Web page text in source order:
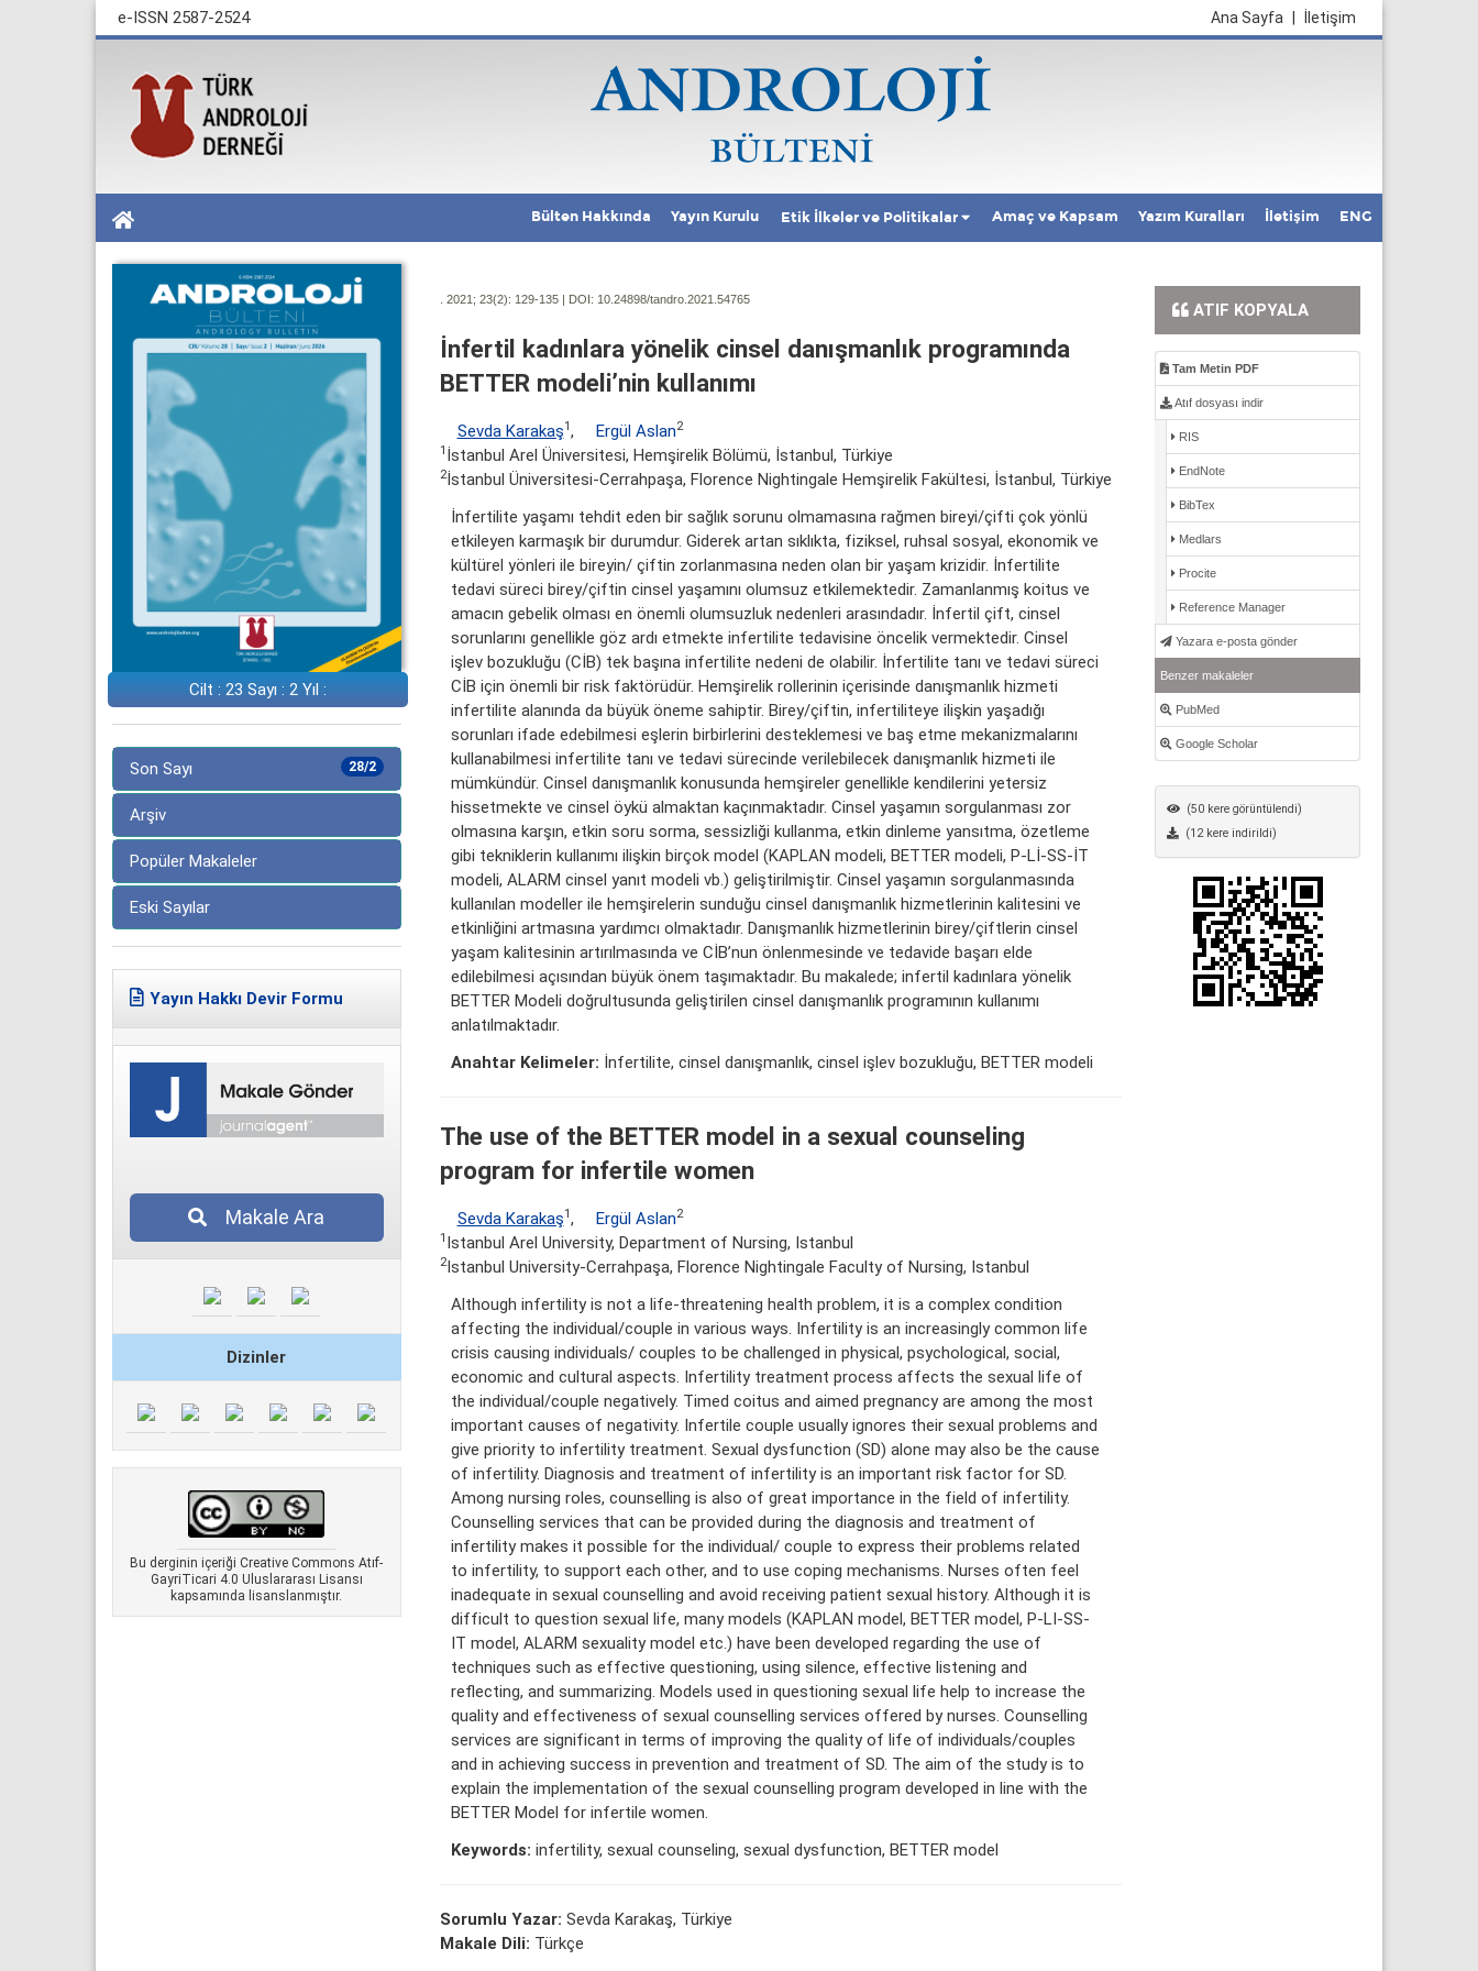
e-ISSN 2587-2524 İletişim
Ana Sayfa
Bülten Hakkında Yayın Kurulu Etik İlkeler ve Politikalar Amaç ve Kapsam Yazım Kuralları İletişim ENG
Cilt : 23 Sayı : 2 Yıl :
28/2
Son Sayı
Arşiv
Popüler Makaleler
Eski Sayılar
Yayın Hakkı Devir Formu
Makale Ara
Dizinler
Bu derginin içeriği Creative Commons Atıf-
GayriTicari 4.0 Uluslararası Lisansı
kapsamında lisanslanmıştır.
. 2021; 23(2): 129-135 | DOI: 10.24898/tandro.2021.54765
İnfertil kadınlara yönelik cinsel danışmanlık programında
BETTER modeli’nin kullanımı
Sevda Karakaş1 , Ergül Aslan2
1 İstanbul Arel Üniversitesi, Hemşirelik Bölümü, İstanbul, Türkiye
2İstanbul Üniversitesi-Cerrahpaşa, Florence Nightingale Hemşirelik Fakültesi, İstanbul, Türkiye
İnfertilite yaşamı tehdit eden bir sağlık sorunu olmamasına rağmen bireyi/çifti çok yönlü
etkileyen karmaşık bir durumdur. Giderek artan sıklıkta, fiziksel, ruhsal sosyal, ekonomik ve
kültürel yönleri ile bireyin/ çiftin zorlanmasına neden olan bir yaşam krizidir. İnfertilite
tedavi süreci birey/çiftin cinsel yaşamını olumsuz etkilemektedir. Zamanlanmış koitus ve
amacın gebelik olması en önemli olumsuzluk nedenleri arasındadır. İnfertil çift, cinsel
sorunlarını genellikle göz ardı etmekte infertilite tedavisine öncelik vermektedir. Cinsel
işlev bozukluğu (CİB) tek başına infertilite nedeni de olabilir. İnfertilite tanı ve tedavi süreci
CİB için önemli bir risk faktörüdür. Hemşirelik rollerinin içerisinde danışmanlık hizmeti
infertilite alanında da büyük öneme sahiptir. Birey/çiftin, infertiliteye ilişkin yaşadığı
sorunları ifade edebilmesi eşlerin birbirlerini desteklemesi ve baş etme mekanizmalarını
kullanabilmesi infertilite tanı ve tedavi sürecinde verilebilecek danışmanlık hizmeti ile
mümkündür. Cinsel danışmanlık konusunda hemşireler genellikle kendilerini yetersiz
hissetmekte ve cinsel öykü almaktan kaçınmaktadır. Cinsel yaşamın sorgulanması zor
olmasına karşın, etkin soru sorma, sessizliği kullanma, etkin dinleme yansıtma, özetleme
gibi tekniklerin kullanımı ilişkin birçok model (KAPLAN modeli, BETTER modeli, P-Lİ-SS-İT
modeli, ALARM cinsel yanıt modeli vb.) geliştirilmiştir. Cinsel yaşamın sorgulanmasında
kullanılan modeller ile hemşirelerin sunduğu cinsel danışmanlık hizmetlerinin kalitesini ve
etkinliğini artmasına yardımcı olmaktadır. Danışmanlık hizmetlerinin birey/çiftlerin cinsel
yaşam kalitesinin artırılmasında ve CİB’nun önlenmesinde ve tedavide başarı elde
edilebilmesi açısından büyük önem taşımaktadır. Bu makalede; infertil kadınlara yönelik
BETTER Modeli doğrultusunda geliştirilen cinsel danışmanlık programının kullanımı
anlatılmaktadır.
Anahtar Kelimeler: İnfertilite, cinsel danışmanlık, cinsel işlev bozukluğu, BETTER modeli
The use of the BETTER model in a sexual counseling
program for infertile women
Sevda Karakaş1, Ergül Aslan2
1 Istanbul Arel University, Department of Nursing, Istanbul
2Istanbul University-Cerrahpaşa, Florence Nightingale Faculty of Nursing, Istanbul
Although infertility is not a life-threatening health problem, it is a complex condition
affecting the individual/couple in various ways. Infertility is an increasingly common life
crisis causing individuals/ couples to be challenged in physical, psychological, social,
economic and cultural aspects. Infertility treatment process affects the sexual life of
the individual/couple negatively. Timed coitus and aimed pregnancy are among the most
important causes of negativity. Infertile couple usually ignores their sexual problems and
give priority to infertility treatment. Sexual dysfunction (SD) alone may also be the cause
of infertility. Diagnosis and treatment of infertility is an important risk factor for SD.
Among nursing roles, counselling is also of great importance in the field of infertility.
Counselling services that can be provided during the diagnosis and treatment of
infertility makes it possible for the individual/ couple to express their problems related
to infertility, to support each other, and to use coping mechanisms. Nurses often feel
inadequate in sexual counselling and avoid receiving patient sexual history. Although it is
difficult to question sexual life, many models (KAPLAN model, BETTER model, P-LI-SS-
IT model, ALARM sexuality model etc.) have been developed regarding the use of
techniques such as effective questioning, using silence, effective listening and
reflecting, and summarizing. Models used in questioning sexual life help to increase the
quality and effectiveness of sexual counselling services offered by nurses. Counselling
services are significant in terms of improving the quality of life of individuals/couples
and in achieving success in prevention and treatment of SD. The aim of the study is to
explain the implementation of the sexual counselling program developed in line with the
BETTER Model for infertile women.
Keywords: infertility, sexual counseling, sexual dysfunction, BETTER model
Sorumlu Yazar: Sevda Karakaş, Türkiye
Makale Dili: Türkçe
ATIF KOPYALA
Tam Metin PDF
Atıf dosyası indir
RIS
EndNote
BibTex
Medlars
Procite
Reference Manager
Yazara e-posta gönder
Benzer makaleler
PubMed
Google Scholar
(50 kere görüntülendi)
(12 kere indirildi)